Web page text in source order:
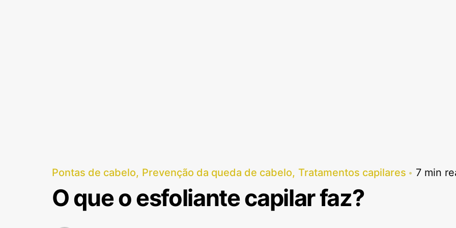
Pontas de cabelo Prevenção da queda de cabelo Tratamentos capilares 7 min
O que o esfoliante capilar faz?